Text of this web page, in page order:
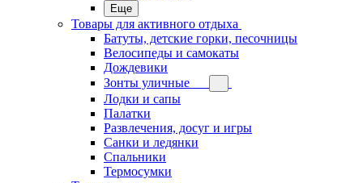
Еще
Товары для активного отдыха
Батуты, детские горки, песочницы
Велосипеды и самокаты
Дождевики
Зонты уличные
Лодки и сапы
Палатки
Развлечения, досуг и игры
Санки и ледянки
Спальники
Термосумки